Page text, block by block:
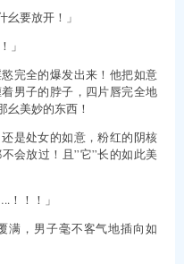
幺要放开！」
」
完全的爆发出来！他把如意
男子的脖子，四片唇完全地
幺美妙的东西！
是处女的如意，粉红的阴核
会放过！且”它”长的如此美
！！」
满，男子毫不客气地插向如